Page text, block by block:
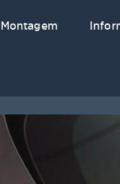
Montagem